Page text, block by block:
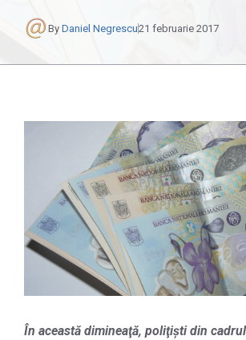
By Daniel Negrescu21 februarie 2017
În această dimineaţă, poliţişti din